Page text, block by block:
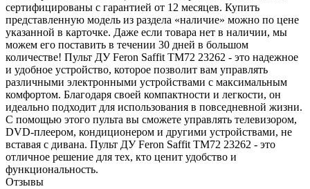
сертифицированы с гарантией от 12 месяцев. Купить
представленную модель из раздела «наличие» можно по цене
указанной в карточке. Даже если товара нет в наличии, мы
можем его поставить в течении 30 дней в большом
количестве! Пульт ДУ Feron Saffit TM72 23262 - это надежное
и удобное устройство, которое позволит вам управлять
различными электронными устройствами с максимальным
комфортом. Благодаря своей компактности и легкости, он
идеально подходит для использования в повседневной жизни.
С помощью этого пульта вы сможете управлять телевизором,
DVD-плеером, кондиционером и другими устройствами, не
вставая с дивана. Пульт ДУ Feron Saffit TM72 23262 - это
отличное решение для тех, кто ценит удобство и
функциональность.
Отзывы